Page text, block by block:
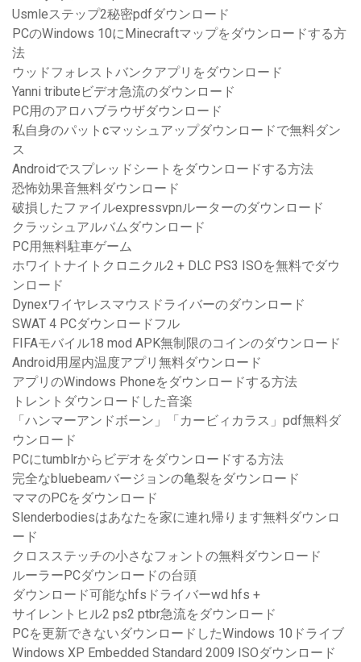
Usmleステップ2秘密pdfダウンロード
PCのWindows 10にMinecraftマップをダウンロードする方
法
ウッドフォレストバンクアプリをダウンロード
Yanni tributeビデオ急流のダウンロード
PC用のアロハブラウザダウンロード
私自身のパットcマッシュアップダウンロードで無料ダン
ス
Androidでスプレッドシートをダウンロードする方法
恐怖効果音無料ダウンロード
破損したファイルexpressvpnルーターのダウンロード
クラッシュアルバムダウンロード
PC用無料駐車ゲーム
ホワイトナイトクロニクル2 + DLC PS3 ISOを無料でダウ
ンロード
Dynexワイヤレスマウスドライバーのダウンロード
SWAT 4 PCダウンロードフル
FIFAモバイル18 mod APK無制限のコインのダウンロード
Android用屋内温度アプリ無料ダウンロード
アプリのWindows Phoneをダウンロードする方法
トレントダウンロードした音楽
「ハンマーアンドボーン」「カービィカラス」pdf無料ダ
ウンロード
PCにtumblrからビデオをダウンロードする方法
完全なbluebeamバージョンの亀裂をダウンロード
ママのPCをダウンロード
Slenderbodiesはあなたを家に連れ帰ります無料ダウンロ
ード
クロスステッチの小さなフォントの無料ダウンロード
ルーラーPCダウンロードの台頭
ダウンロード可能なhfsドライバーwd hfs +
サイレントヒル2 ps2 ptbr急流をダウンロード
PCを更新できないダウンロードしたWindows 10ドライブ
Windows XP Embedded Standard 2009 ISOダウンロード